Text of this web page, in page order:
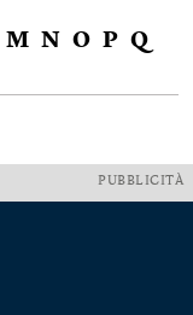
M N O P Q
PUBBLICITÀ